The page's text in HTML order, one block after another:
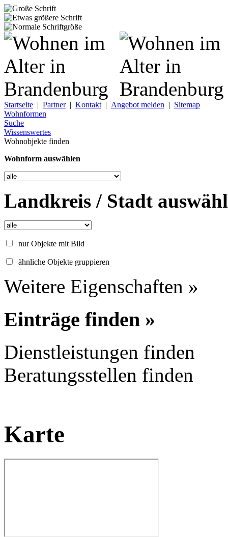
Startseite | Partner| Kontakt | Angebot melden | Sitemap
Wohnformen
Suche
Wissenswertes
Wohnobjekte finden
Wohnform auswählen
Landkreis / Stadt
nur Objekte mit Bild
ähnliche Objekte gruppieren
Weitere Eigenschaften »
Einträge finden »
Dienstleistungen finden
Beratungsstellen finden
Karte